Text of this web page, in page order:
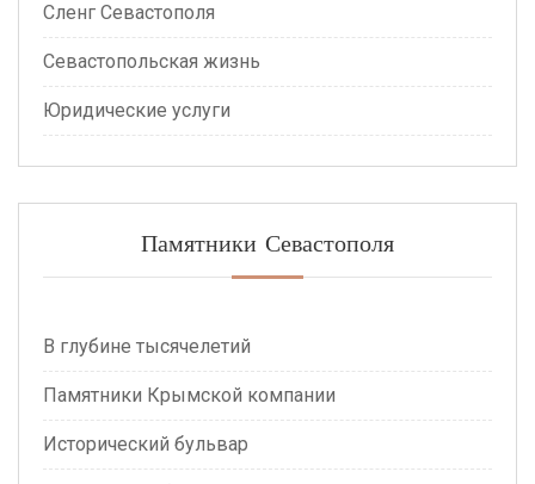
Сленг Севастополя
Севастопольская жизнь
Юридические услуги
Памятники Севастополя
В глубине тысячелетий
Памятники Крымской компании
Исторический бульвар